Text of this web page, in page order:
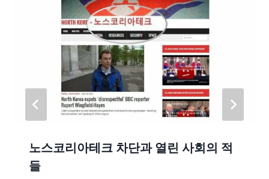
노스코리아테크 차단과 열린 사회의 적
들